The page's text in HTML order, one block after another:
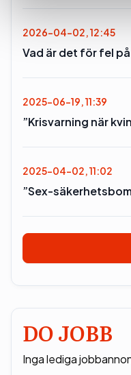
2026-04-02, 12:45
Vad är det för fel
2025-06-19, 11:39
”Krisvarning när
2025-04-02, 11:02
”Sex-
DO JOBB
Inga lediga